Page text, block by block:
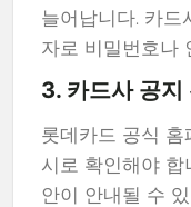
늘어납니다. 카
자로 비밀번호나
3. 카드사 공지
롯데카드 공식
시로 확인해야
안이 안내될 수